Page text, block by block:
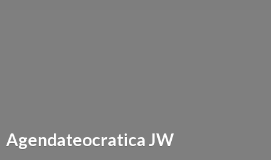
Agendateocratica JW